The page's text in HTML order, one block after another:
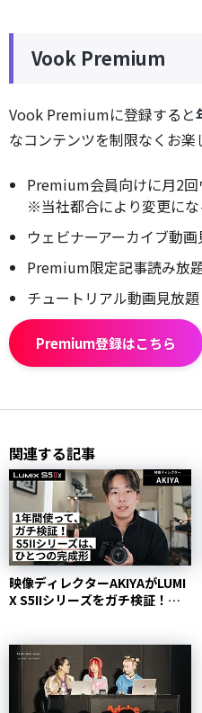
Vook Premium
Vook Premiumに登録すると
なコンテンツを制限なくお楽
Premium会員向けに月2
※当社都合により変更にな
ウェビナーアーカイブ動
Premium限定記事読み放
チュートリアル動画見放題
Premium登録はこちら
関連する記事
映像ディレクターAKIYAがLUMI
X S5IIシリーズをガチ検証！